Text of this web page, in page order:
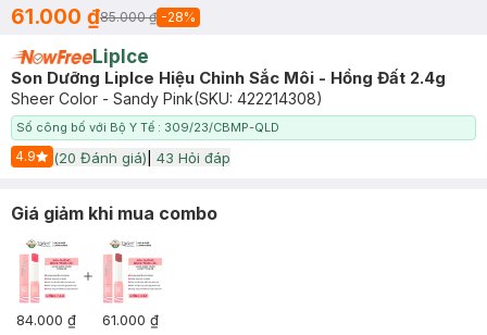
61.000 ₫85.000 ₫ -28%
LipIce
Son Dưỡng LipIce Hiệu Chỉnh Sắc Môi - Hồng Đất 2.4g
Sheer Color - Sandy Pink(SKU: 422214308)
Số công bố với Bộ Y Tế : 309/23/CBMP-QLD
4.9
Start Icon
(20 Đánh giá) 43 Hỏi đáp
Giá giảm khi mua combo
84.000 ₫ 61.000 ₫